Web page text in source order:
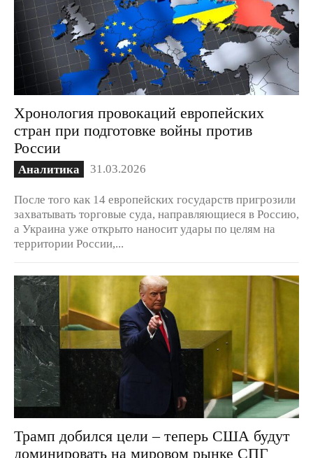
Хронология провокаций европейских
стран при подготовке войны против
России
Аналитика 31.03.2026
После того как 14 европейских государств пригрозили
захватывать торговые суда, направляющиеся в Россию,
а Украина уже открыто наносит удары по целям на
территории России,...
Трамп добился цели – теперь США будут
доминировать на мировом рынке СПГ